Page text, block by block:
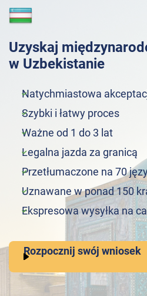
Uzyskaj
w Uzbekistanie
Natychmiastowa
Szybki i łatwy proces
Ważne od 1 do 3 lat
Legalna jazda za granicą
Przetłumaczone na 70
Uznawane w ponad 150
Ekspresowa wysyłka na
Rozpocznij swój wniosek